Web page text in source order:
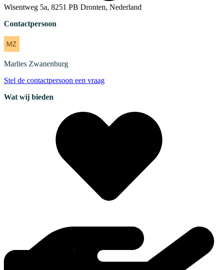
Wisentweg 5a, 8251 PB Dronten, Nederland
Contactpersoon
Marlies Zwanenburg
Stel de contactpersoon een vraag
Wat wij bieden